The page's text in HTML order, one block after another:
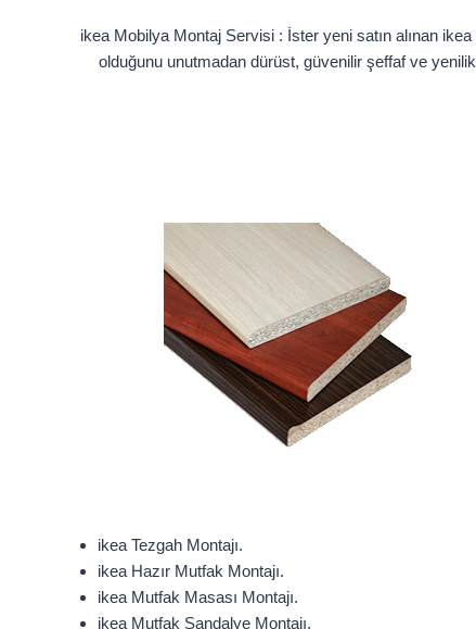
ikea Mobilya Montaj Servisi : İster yeni satın alınan ikea
olduğunu unutmadan dürüst, güvenilir şeffaf ve
ikea Tezgah Montajı.
ikea Hazır Mutfak Montajı.
ikea Mutfak Masası Montajı.
ikea Mutfak Sandalye Montajı.